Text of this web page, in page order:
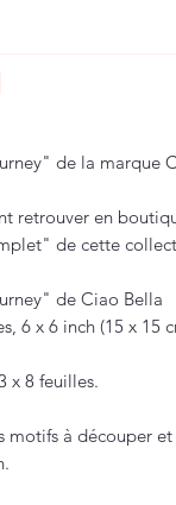
de la marque
retrouver en
de cette
de Ciao Bella
6 x 6 inch (15 x 15
x 8 feuilles.
motifs à découper